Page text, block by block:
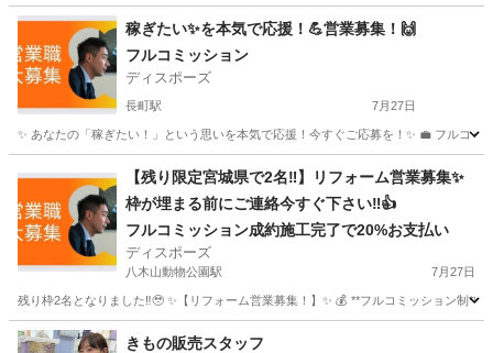
宮城 仙台市 長町駅 営業 やる気
稼ぎたい✨を本気で応援！💪営業募集！🙌
フルコミッション
ディスポーズ
長町駅 7月27日
✨ あなたの「稼ぎたい！」という思いを本気で応援！今すぐご応募を！✨ 💼 フルコ
長町駅 営業 やる気
【残り限定宮城県で2名‼︎】リフォーム営業募集✨
枠が埋まる前にご連絡今すぐ下さい‼︎👍
フルコミッション成約施工完了で20%お支払い
ディスポーズ
八木山動物公園駅 7月27日
残り枠2名となりました‼︎🥹 ✨【リフォーム営業募集！】✨ 💰 **フルコミッション制**
宮城 仙台市 八木山動物公園駅
きもの販売スタッフ